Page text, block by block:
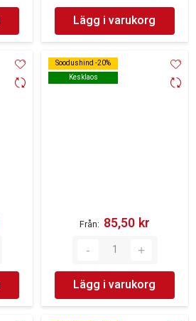
Lägg i varukorg
Soodushind -20%
Kesklaos
Soodushind -20%
Kesklaos
Från 85,50 kr‎
Lägg i varukorg